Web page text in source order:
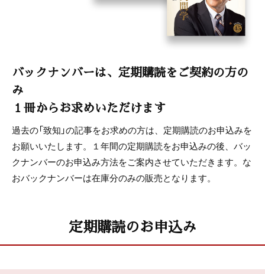
バックナンバーは、定期購読をご契約の方の
み
１冊からお求めいただけます
過去の「致知」の記事をお求めの方は、定期購読のお申込みを
お願いいたします。１年間の定期購読をお申込みの後、バッ
クナンバーのお申込み方法をご案内させていただきます。な
おバックナンバーは在庫分のみの販売となります。
定期購読のお申込み